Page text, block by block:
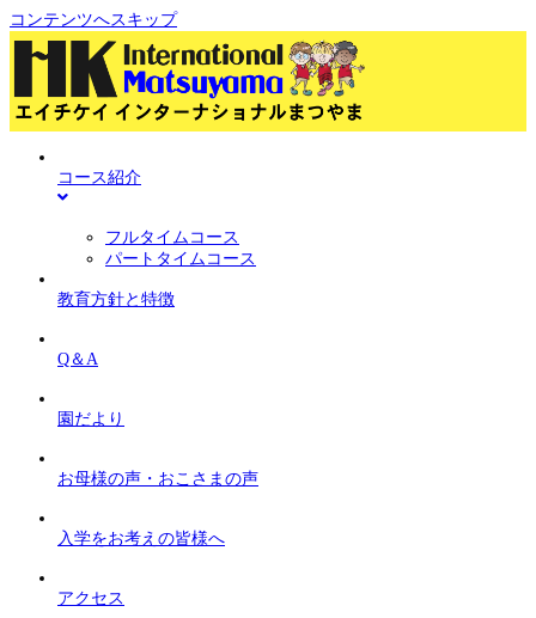
コンテンツへスキップ
コース紹介
フルタイムコース
パートタイムコース
教育方針と特徴
Q＆A
園だより
お母様の声・おこさまの声
入学をお考えの皆様へ
アクセス